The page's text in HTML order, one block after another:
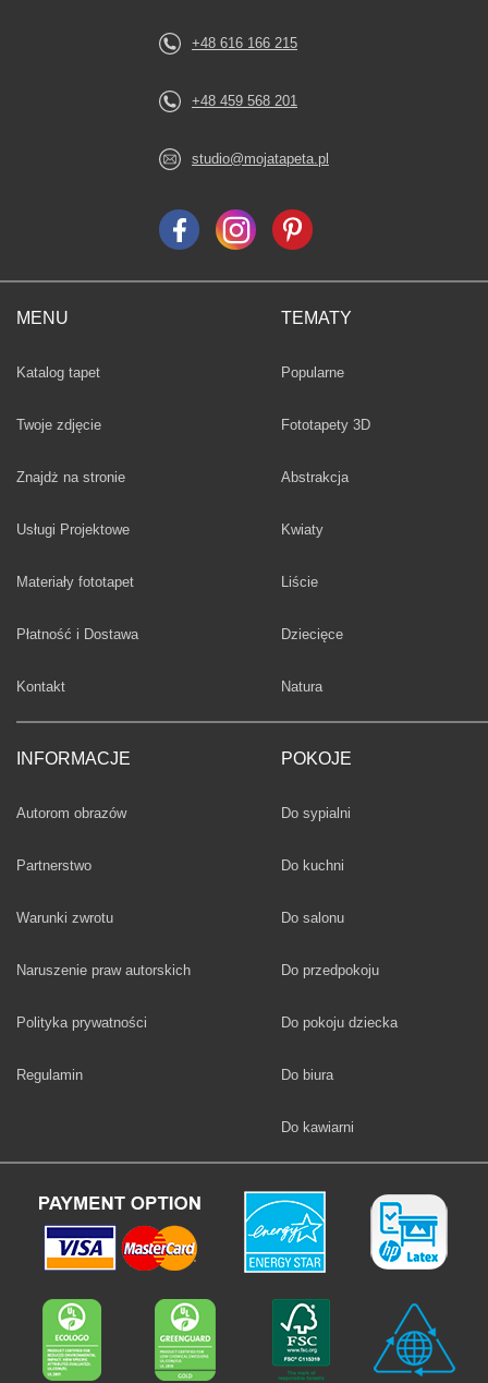
MENU
Katalog tapet
Twoje zdjęcie
Znajdż na stronie
Usługi Projektowe
Materiały fototapet
Płatność i Dostawa
Kontakt
INFORMACJE
Autorom obrazów
Partnerstwo
Warunki zwrotu
Naruszenie praw autorskich
Polityka prywatności
Regulamin
TEMATY
Fototapety
Popularne
Fototapety 3D
Fototapety
Abstrakcja
Fototapety
Kwiaty
Fototapety
Liście
Fototapety
Dziecięce
Fototapety
Natura
POKOJE
Fototapety
Do sypialni
Fototapety
Do kuchni
Fototapety
Do salonu
Fototapety
Do przedpokoju
Fototapety
Do pokoju dziecka
Fototapety
Do biura
Fototapety
Do kawiarni
+48 616 166 215
+48 459 568 201
studio@mojatapeta.pl